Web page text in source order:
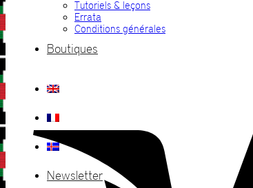
Tutoriels & leçons
Errata
Conditions générales
Boutiques
Newsletter